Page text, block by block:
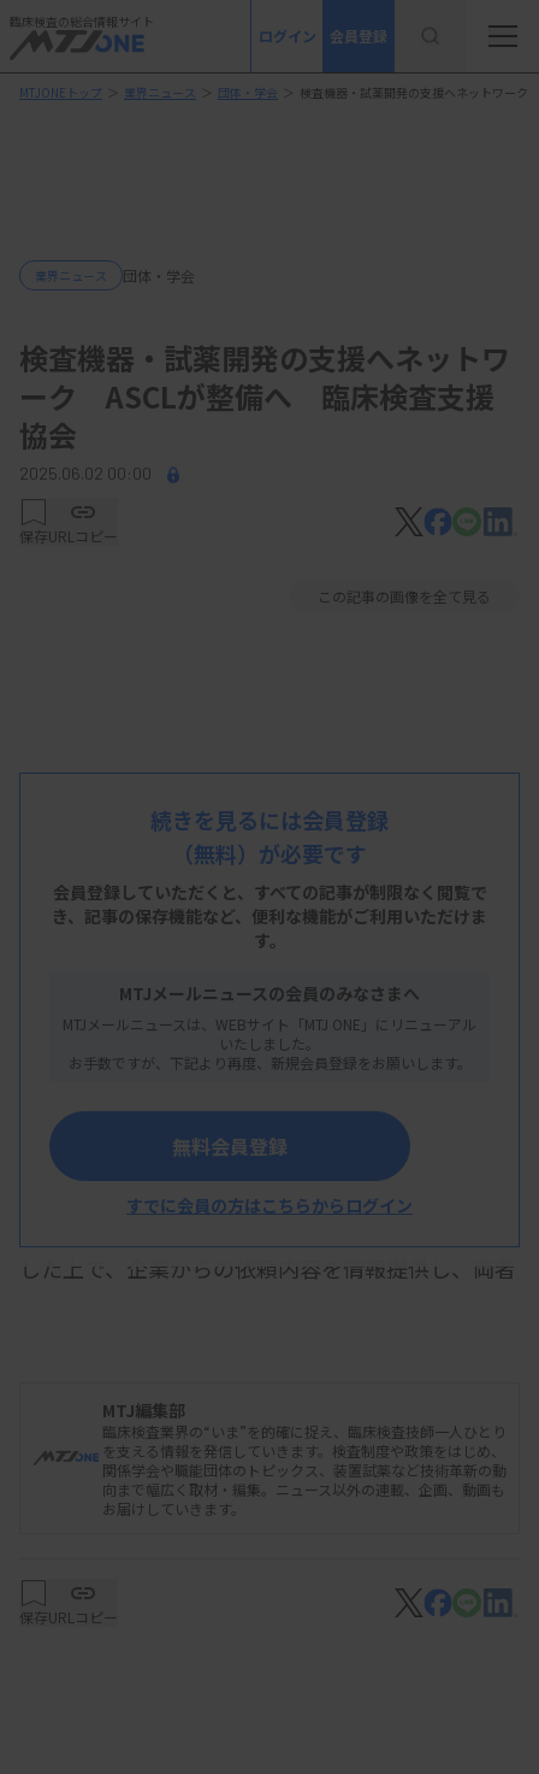
臨床検査の総合情報サイト
ログイン 会員登録
MTJONEトップ ＞ 業界ニュース ＞ 団体・学会 ＞ 検査機器・試薬開発の支援へネットワー
業界ニュース 団体・学会
検査機器・試薬開発の支援へネットワ
ーク ASCLが整備へ 臨床検査支援
協会
2025.06.02 00:00
保存URLコピー
この記事の画像を全て見る
臨床検査支援協会（ASCL）は、検査機器や試薬
の臨床的検討を支援するネットワークの構築を進め
した上で、企業からの依頼内容を情報提供し、両者
現在、医療機関にデータベースへの登録を呼びか
けており、2025年度内に50施設程度を集めたい考
え。その後、ASCL賛助会員企業から依頼を受け付
企業は依頼案件に応じて情報提供料を支払う。
続きを見るには会員登録
（無料）が必要です
会員登録していただくと、すべての記事が制限なく閲覧で
き、 記事の保存機能など、便利な機能がご利用いただけま
す。
MTJメールニュースの会員のみなさまへ
MTJメールニュースは、WEBサイト「MTJ ONE」にリニューアル
いたしました。
お手数ですが、下記より再度、新規会員登録をお願いします。
無料会員登録
すでに会員の方はこちらからログイン
MTJ編集部
臨床検査業界の“いま”を的確に捉え、臨床検査技師一人ひとり
を支える情報を発信していきます。検査制度や政策をはじめ、
関係学会や職能団体のトピックス、装置試薬など技術革新の動
向まで幅広く取材・編集。ニュース以外の連載、企画、動画も
お届けしていきます。
保存URLコピー